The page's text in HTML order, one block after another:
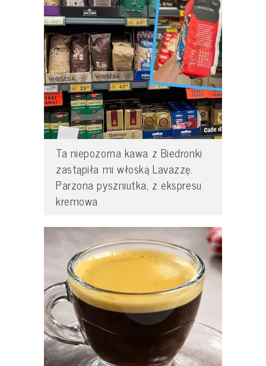
Ta niepozorna kawa z Biedronki
zastąpiła mi włoską Lavazzę.
Parzona pyszniutka, z ekspresu
kremowa